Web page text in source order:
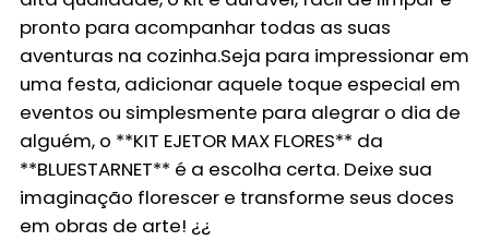
pronto para acompanhar todas as suas
aventuras na cozinha.Seja para impressionar em
uma festa, adicionar aquele toque especial em
eventos ou simplesmente para alegrar o dia de
alguém, o **KIT EJETOR MAX FLORES** da
**BLUESTARNET** é a escolha certa. Deixe sua
imaginação florescer e transforme seus doces
em obras de arte! ¿¿